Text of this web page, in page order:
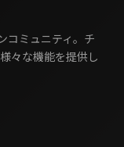
コミュニティ。チ
々な機能を提供し